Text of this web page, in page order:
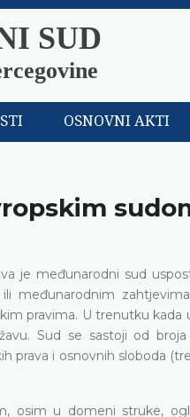
SUD
OSNOVNI AKTI
je međunarodni sud
međunarodnim
pravima. U trenutku
Sud se sastoji od
prava i osnovnih sloboda
osim u domeni struke,